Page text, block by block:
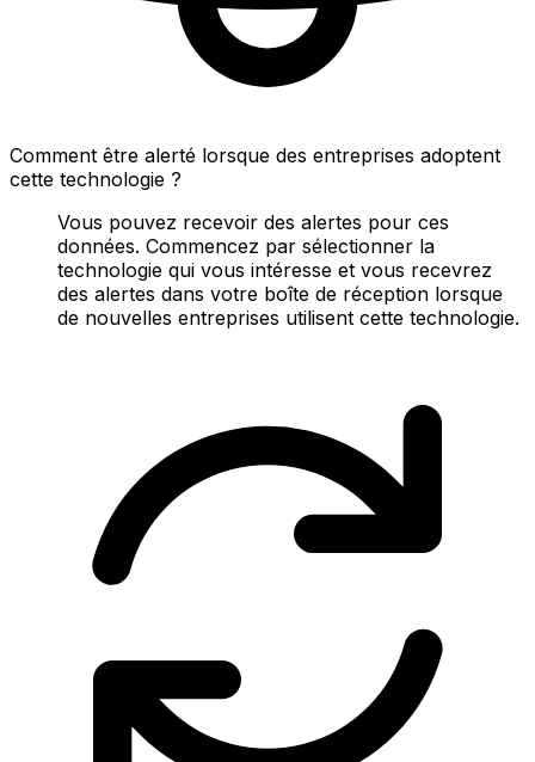
Comment être alerté lorsque des entreprises adoptent
cette technologie ?
Vous pouvez recevoir des alertes pour ces
données. Commencez par sélectionner la
technologie qui vous intéresse et vous recevrez
des alertes dans votre boîte de réception lorsque
de nouvelles entreprises utilisent cette technologie.